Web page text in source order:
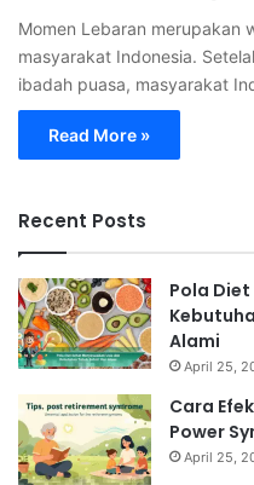
Momen Lebaran merupakan
masyarakat Indonesia.
ibadah puasa, masyarakat
Read More »
Recent Posts
Pola
Alami
April 25,
Cara
Power
April 25,